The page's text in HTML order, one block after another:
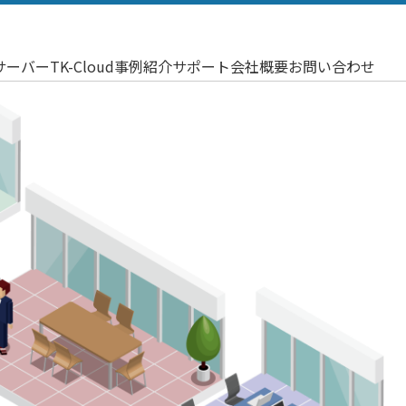
ーバーTK-Cloud事例紹介サポート会社概要お問い合わせ